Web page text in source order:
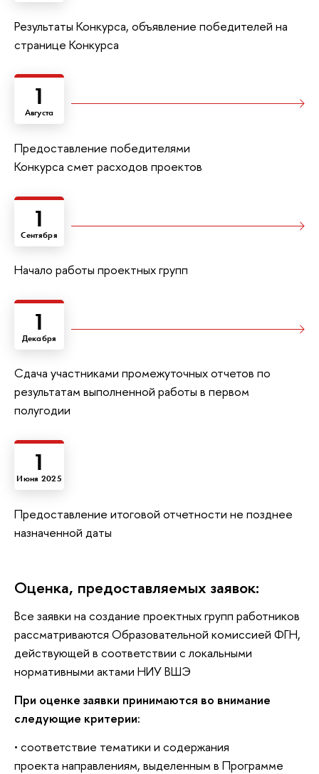
Результаты Конкурса, объявление победителей на
странице Конкурса
1
Августа
Предоставление победителями
Конкурса смет расходов проектов
1
Сентября
Начало работы проектных групп
1
Декабря
Сдача участниками промежуточных отчетов по
результатам выполненной работы в первом
полугодии
1
Июня 2025
Предоставление итоговой отчетности не позднее
назначенной даты
Оценка, предоставляемых заявок:
Все заявки на создание проектных групп работников
рассматриваются Образовательной комиссией ФГН,
действующей в соответствии с локальными
нормативными актами НИУ ВШЭ
При оценке заявки принимаются во внимание
следующие критерии:
• соответствие тематики и содержания
проекта направлениям, выделенным в Программе